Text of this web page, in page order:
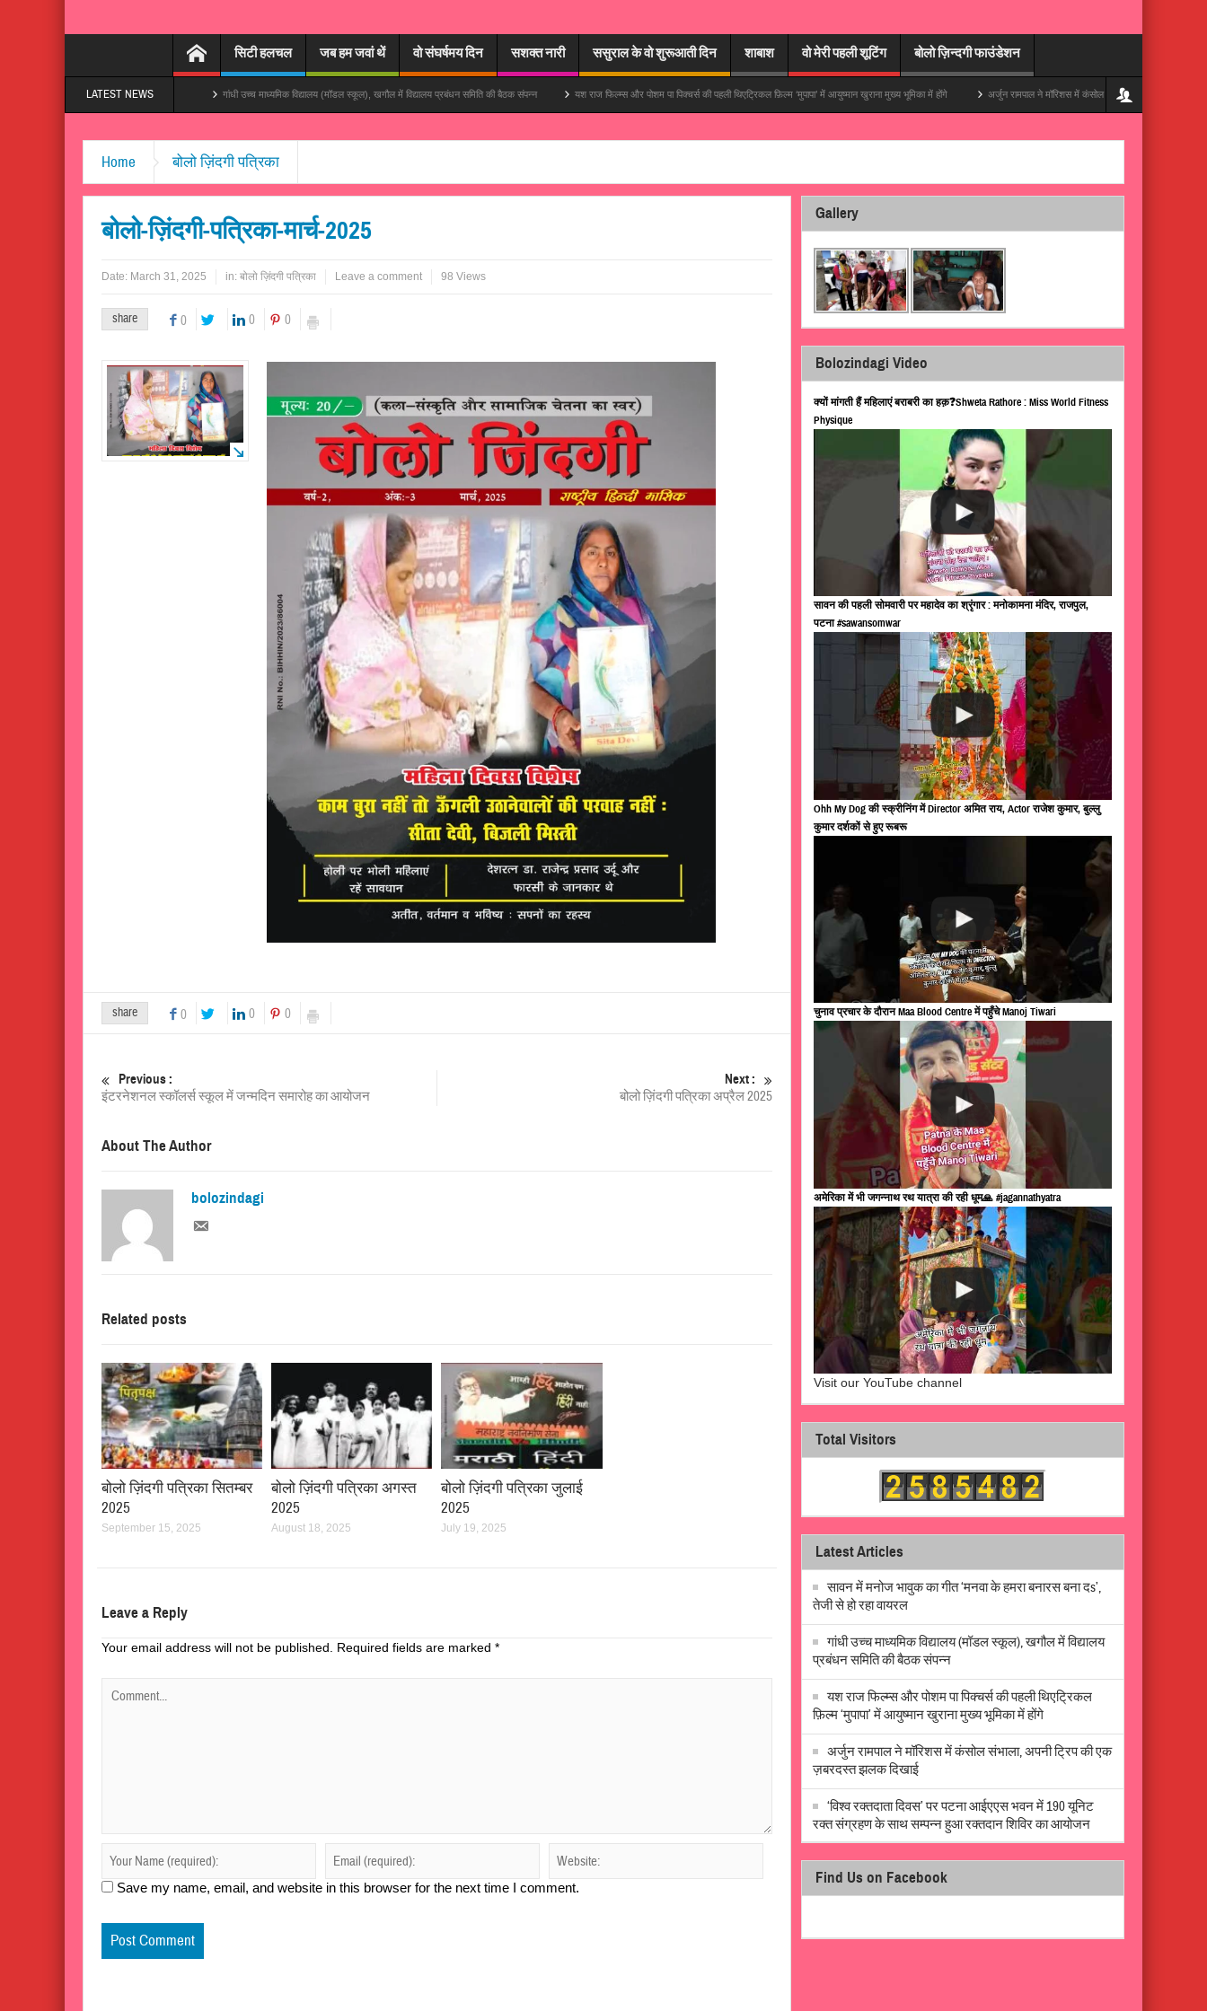
सिटी हलचल जब हम जवां थें वो संघर्षमय दिन सशक्त नारी ससुराल के वो शुरूआती दिन शाबाश वो मेरी पहली शूटिंग बोलो ज़िन्दगी फाउंडेशन
LATEST NEWS
बना दs’, तेजी से हो रहा वायरल गांधी उच्च माध्यमिक विद्यालय (मॉडल स्कूल), खगौल में विद्यालय प्रबंधन समिति की बैठक संपन्न यश राज फिल्म्स और पोशम पा पिक्चर्स की पहली थिएट्रिकल फ़िल्म ‘मुपापा’ में आयुष्मान खुराना मुख्य भूमिका में होंगे अर्जुन रामपाल ने मॉरिशस में कंसोल संभाला, अपनी ट्रिप की एक ज़बरदस्त झलक
Home बोलो ज़िंदगी पत्रिका
बोलो-ज़िंदगी-पत्रिका-मार्च-2025
Date: March 31, 2025 in: बोलो ज़िंदगी पत्रिका Leave a comment 98 Views
share 0 0 0
share 0 0 0
Previous :
इंटरनेशनल स्कॉलर्स स्कूल में जन्मदिन समारोह का आयोजन
Next :
बोलो ज़िंदगी पत्रिका अप्रैल 2025
About The Author
bolozindagi
Related posts
बोलो ज़िंदगी पत्रिका सितम्बर
2025
September 15, 2025
बोलो ज़िंदगी पत्रिका अगस्त
2025
August 18, 2025
बोलो ज़िंदगी पत्रिका जुलाई
2025
July 19, 2025
Leave a Reply
Your email address will not be published. Required fields are marked *
Save my name, email, and website in this browser for the next time I comment.
Gallery
Bolozindagi Video
क्यों मांगती हैं महिलाएं बराबरी का हक़❓Shweta Rathore : Miss World Fitness
Physique
सावन की पहली सोमवारी पर महादेव का श्रृंगार : मनोकामना मंदिर, राजपुल,
पटना #sawansomwar
Ohh My Dog की स्क्रीनिंग में Director अमित राय, Actor राजेश कुमार, बुल्लु
कुमार दर्शकों से हुए रूबरू
चुनाव प्रचार के दौरान Maa Blood Centre में पहुँचे Manoj Tiwari
अमेरिका में भी जगन्नाथ रथ यात्रा की रही धूम🙏 #jagannathyatra
Visit our YouTube channel
Total Visitors
Latest Articles
सावन में मनोज भावुक का गीत ‘मनवा के हमरा बनारस बना दs’,
तेजी से हो रहा वायरल
गांधी उच्च माध्यमिक विद्यालय (मॉडल स्कूल), खगौल में विद्यालय
प्रबंधन समिति की बैठक संपन्न
यश राज फिल्म्स और पोशम पा पिक्चर्स की पहली थिएट्रिकल
फ़िल्म ‘मुपापा’ में आयुष्मान खुराना मुख्य भूमिका में होंगे
अर्जुन रामपाल ने मॉरिशस में कंसोल संभाला, अपनी ट्रिप की एक
ज़बरदस्त झलक दिखाई
‘विश्व रक्तदाता दिवस’ पर पटना आईएएस भवन में 190 यूनिट
रक्त संग्रहण के साथ सम्पन्न हुआ रक्तदान शिविर का आयोजन
Find Us on Facebook